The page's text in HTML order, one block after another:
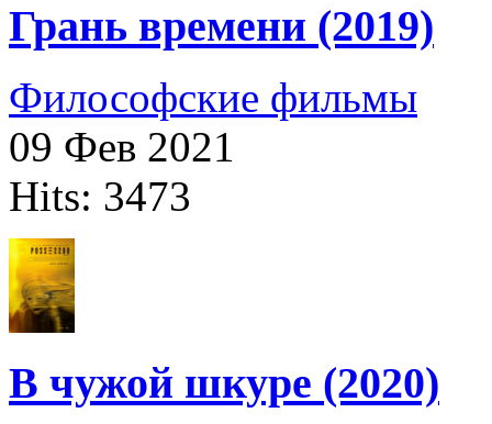
Грань времени (2019)
Философские фильмы
09 Фев 2021
Hits: 3473
В чужой шкуре (2020)